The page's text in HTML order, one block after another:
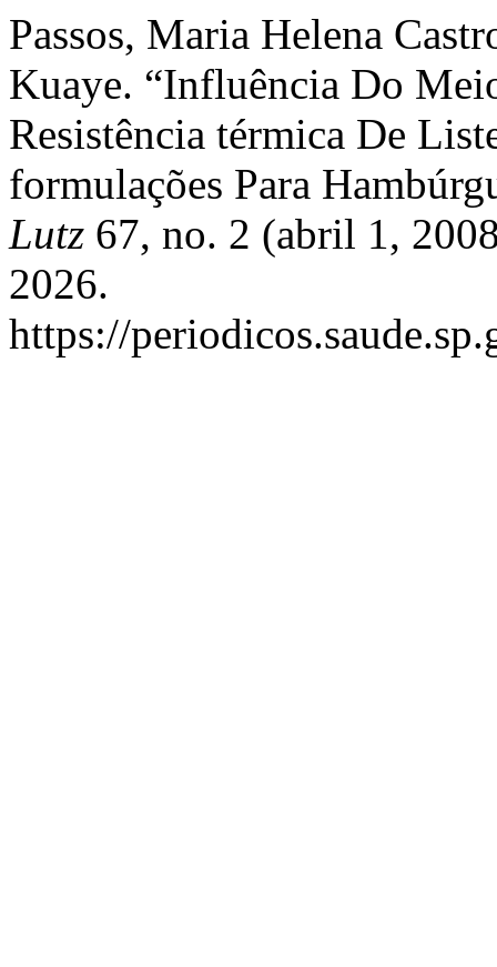
Passos, Maria Helena
Kuaye. “Influência Do
Resistência térmica De
formulações Para
Lutz 67, no. 2 (abril 1,
2026.
https://